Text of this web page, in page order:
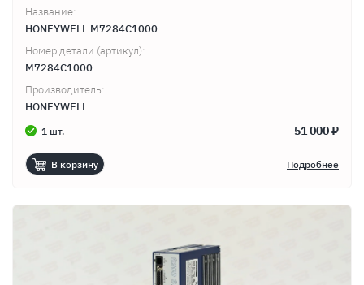
Название:
HONEYWELL M7284C1000
Номер детали (артикул):
M7284C1000
Производитель:
HONEYWELL
1 шт. 51 000 ₽
В корзину Подробнее